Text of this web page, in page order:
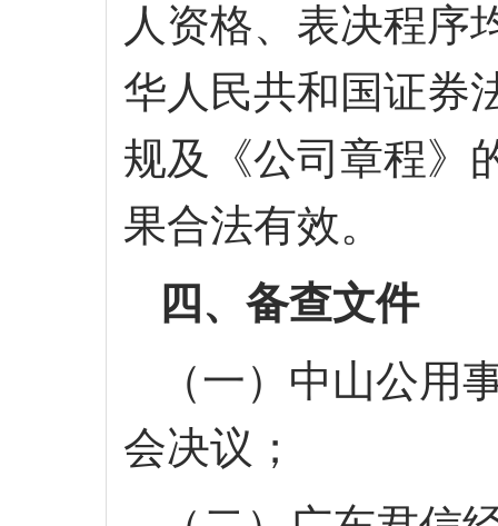
人资格、表决程序
华人民共和国证券
规及《公司章程》
果合法有效。
四、备查文件
（一）中山公用
会决议；